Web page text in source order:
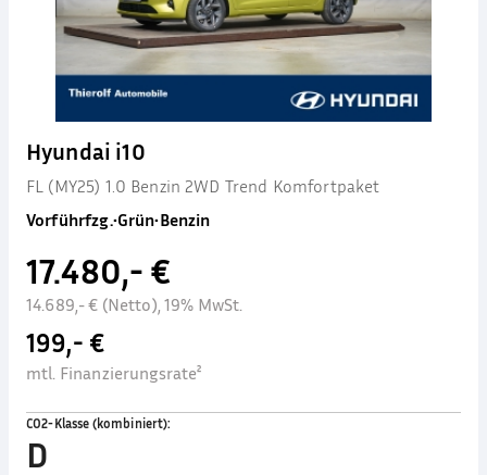
Hyundai i10
FL (MY25) 1.0 Benzin 2WD Trend Komfortpaket
Vorführfzg.•Grün•Benzin
17.480,- €
14.689,- € (Netto), 19% MwSt.
199,- €
mtl. Finanzierungsrate²
CO2-Klasse (kombiniert):
D